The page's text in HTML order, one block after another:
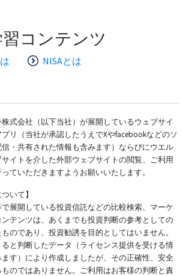
コンテンツ
NISAとは
式会社（以下当社）が展開しているウェブサイ
リ（当社が承認したうえでXやfacebookなどのソ
・共有された情報も含みます）ならびにウエル
イトを介した外部ウェブサイトの閲覧、ご利用
ていただきますようお願いいたします。
いて】
展開している投資信託などの比較検索、マーケ
テンツは、あくまでも投資判断の参考としての
のであり、投資勧誘を目的としてはいません。
と判断したデータ（ライセンス提供を受ける情
す）により作成しましたが、その正確性、安全
のではありません。ご利用はお客様の判断と責